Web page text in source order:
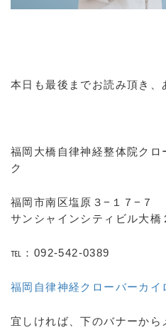
本日も最後までお読み頂き
福岡大橋自律神経整体院クロ
ク
福岡市南区塩原３−１７−７
サンシャインシティビル大橋
℡：092-542-0389
福岡自律神経クローバーカ
宜しければ、下のバナーから